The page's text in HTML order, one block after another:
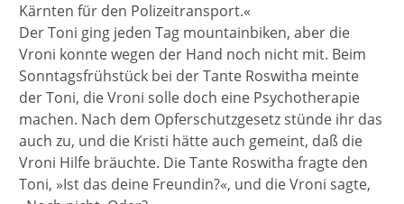
Kärnten für den Polizeitransport.«
Der Toni ging jeden Tag mountainbiken, aber die
Vroni konnte wegen der Hand noch nicht mit. Beim
Sonntagsfrühstück bei der Tante Roswitha meinte
der Toni, die Vroni solle doch eine Psychotherapie
machen. Nach dem Opferschutzgesetz stünde ihr das
auch zu, und die Kristi hätte auch gemeint, daß die
Vroni Hilfe bräuchte. Die Tante Roswitha fragte den
Toni, »Ist das deine Freundin?«, und die Vroni sagte,